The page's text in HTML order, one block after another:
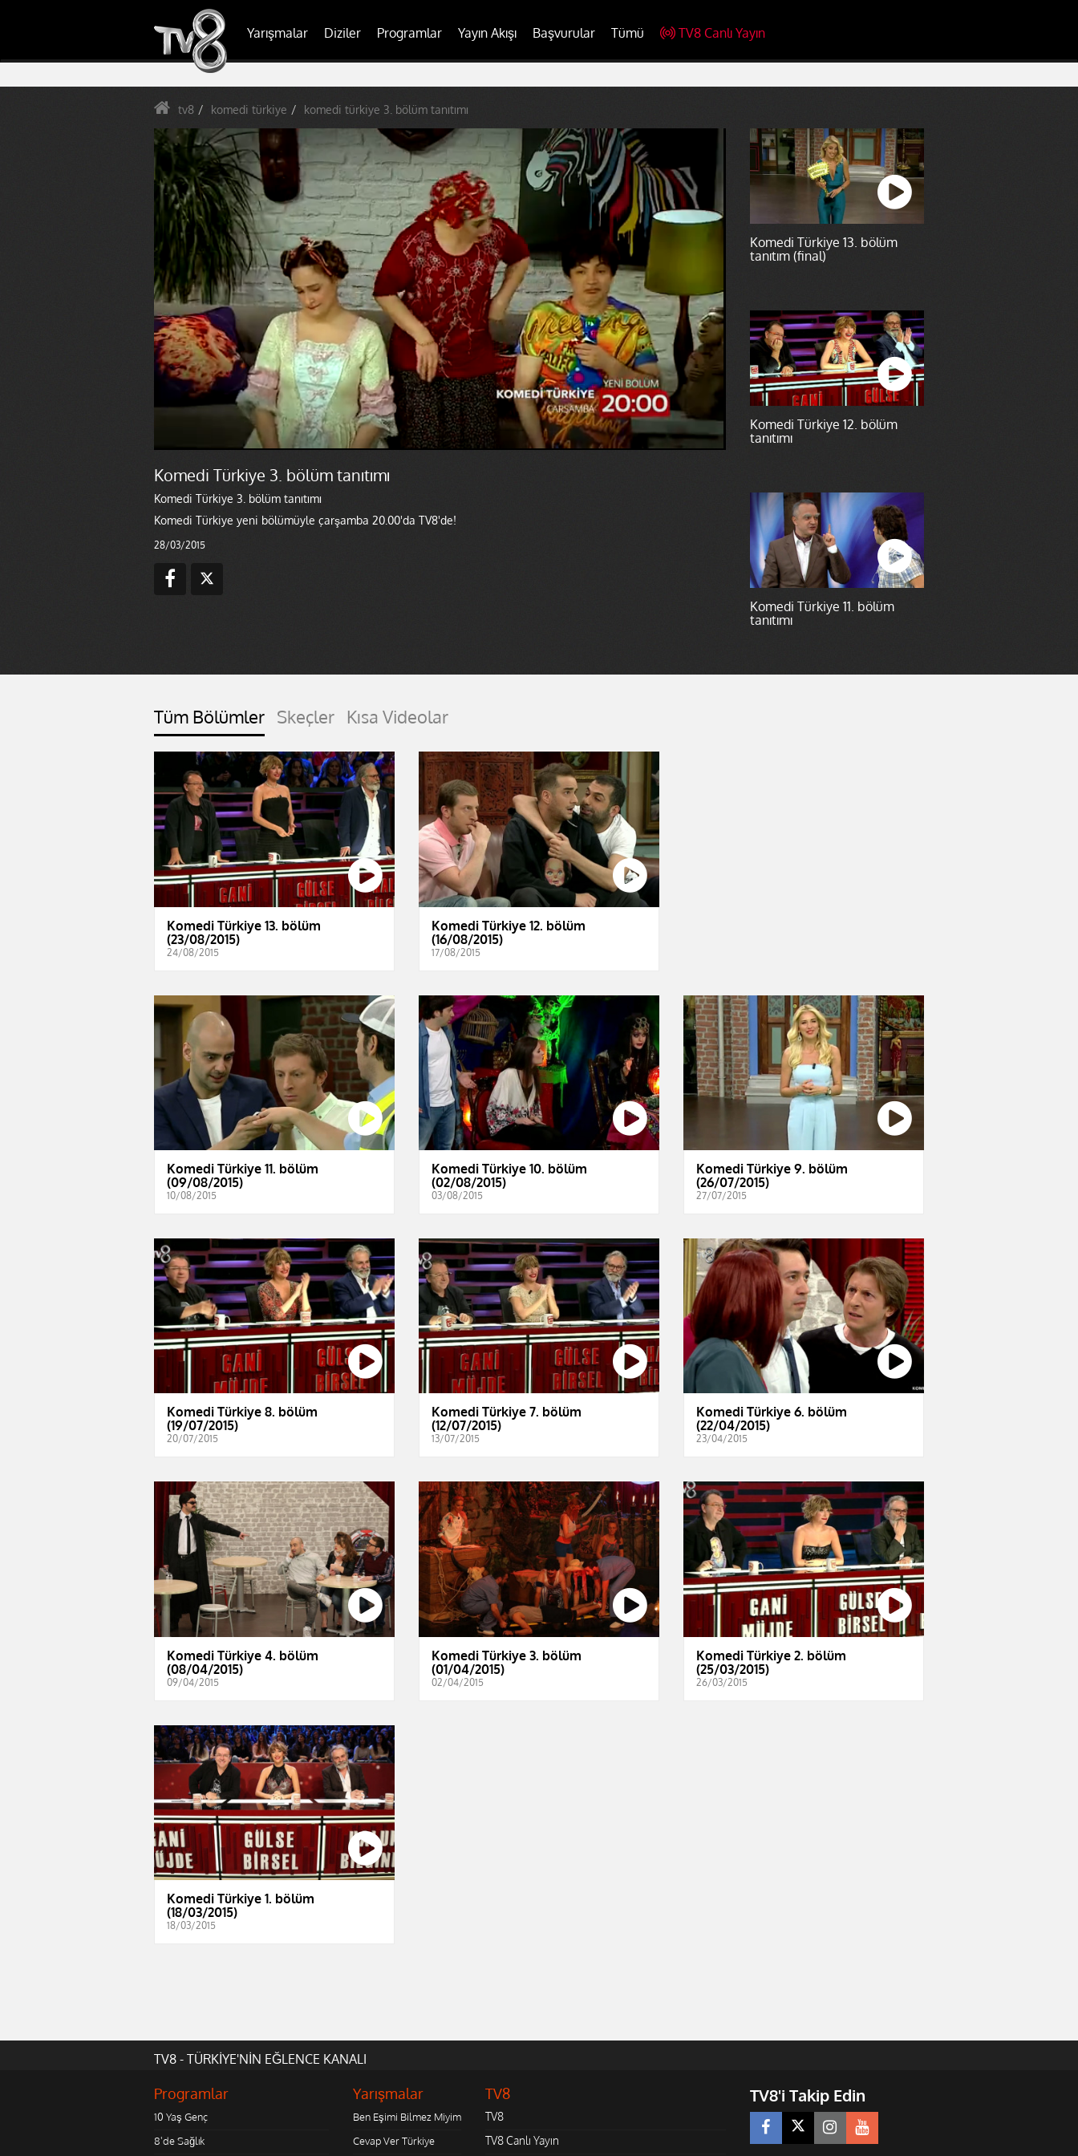
Yarışmalar Diziler Programlar Yayın Akışı Başvurular Tümü TV8 Canlı Yayın
tv8 komedi türkiye komedi türkiye 3. bölüm tanıtımı
Komedi Türkiye 3. bölüm tanıtımı
Komedi Türkiye 3. bölüm tanıtımı
Komedi Türkiye yeni bölümüyle çarşamba 20.00'da TV8'de!
28/03/2015
Komedi Türkiye 13. bölüm
tanıtım (final)
Komedi Türkiye 12. bölüm
tanıtımı
Komedi Türkiye 11. bölüm
tanıtımı
Tüm Bölümler Skeçler Kısa Videolar
Komedi Türkiye 13. bölüm
(23/08/2015)
24/08/2015
Komedi Türkiye 12. bölüm
(16/08/2015)
17/08/2015
Komedi Türkiye 11. bölüm
(09/08/2015)
10/08/2015
Komedi Türkiye 10. bölüm
(02/08/2015)
03/08/2015
Komedi Türkiye 9. bölüm
(26/07/2015)
27/07/2015
Komedi Türkiye 8. bölüm
(19/07/2015)
20/07/2015
Komedi Türkiye 7. bölüm
(12/07/2015)
13/07/2015
Komedi Türkiye 6. bölüm
(22/04/2015)
23/04/2015
Komedi Türkiye 4. bölüm
(08/04/2015)
09/04/2015
Komedi Türkiye 3. bölüm
(01/04/2015)
02/04/2015
Komedi Türkiye 2. bölüm
(25/03/2015)
26/03/2015
Komedi Türkiye 1. bölüm
(18/03/2015)
18/03/2015
TV8 - TÜRKİYE'NİN EĞLENCE KANALI
Programlar
10 Yaş Genç
8'de Sağlık
Yarışmalar
Ben Eşimi Bilmez Miyim
Cevap Ver Türkiye
TV8
TV8
TV8 Canlı Yayın
TV8'i Takip Edin